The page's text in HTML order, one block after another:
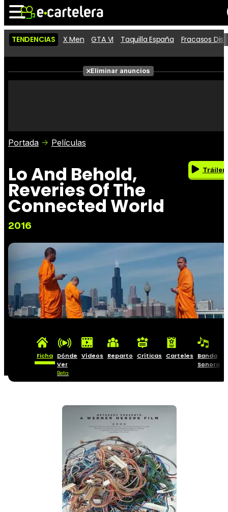
Noticias Cartelera
Películas
Críticas
TENDENCIAS X Men GTA VI Taquilla España Fracasos
Eliminar anuncios
Portada Películas
Lo And Behold,
Reveries Of The
Connected World
2016
Tráiler
Ficha Dónde
Ver
Beta
Vídeos Reparto Críticas Carteles
Banda
Sonora